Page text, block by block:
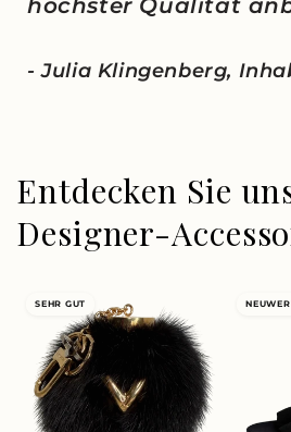
höchster Qualität
- Julia Klingenberg,
Entdecken Sie
Designer-
SEHR GUT